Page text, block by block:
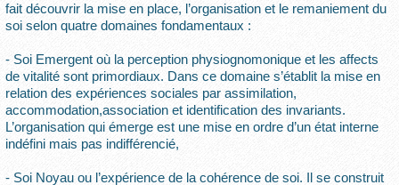
fait découvrir la mise en place, l’organisation et le remaniement du
soi selon quatre domaines fondamentaux :
- Soi Emergent où la perception physiognomonique et les affects
de vitalité sont primordiaux. Dans ce domaine s’établit la mise en
relation des expériences sociales par assimilation,
accommodation,association et identification des invariants.
L’organisation qui émerge est une mise en ordre d’un état interne
indéfini mais pas indifférencié,
- Soi Noyau ou l’expérience de la cohérence de soi. Il se construit